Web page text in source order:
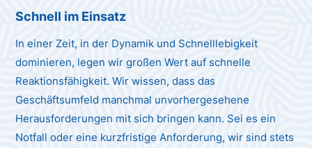
Schnell im Einsatz
In einer Zeit, in der Dynamik und Schnelllebigkeit
dominieren, legen wir großen Wert auf schnelle
Reaktionsfähigkeit. Wir wissen, dass das
Geschäftsumfeld manchmal unvorhergesehene
Herausforderungen mit sich bringen kann. Sei es ein
Notfall oder eine kurzfristige Anforderung, wir sind stets